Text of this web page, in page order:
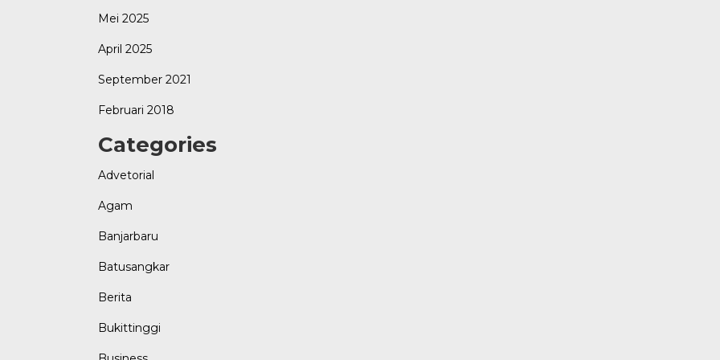
Mei 2025
April 2025
September 2021
Februari 2018
Categories
Advetorial
Agam
Banjarbaru
Batusangkar
Berita
Bukittinggi